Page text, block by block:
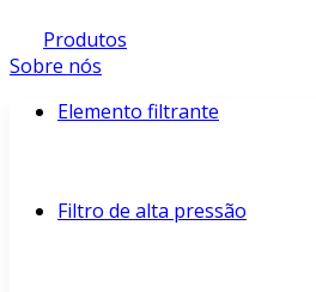
Produtos
Sobre nós
Elemento filtrante
Filtro de alta pressão